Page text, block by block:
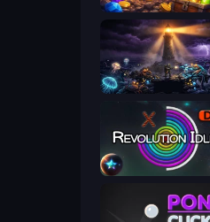
Lucky Pick
The Last Lighthouse
Revolution Idle X